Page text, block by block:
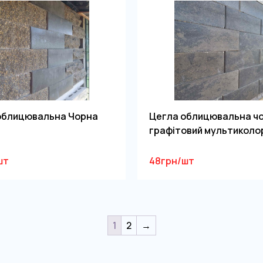
Чорна
Цегла облицювальна
графітовий
48грн/шт
1 2 →